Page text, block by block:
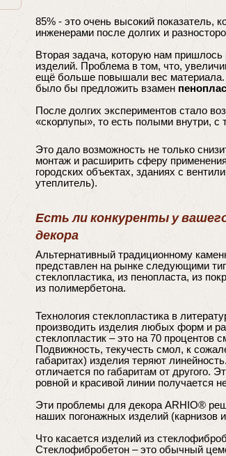
85% - это очень высокий показатель,
инженерами после долгих и
Вторая задача, которую нам
изделий. Проблема в том, что,
ещё больше повышали вес материала.
было бы предложить взамен
После долгих экспериментов стало
«скорлупы», то есть полыми внутри, с
Это дало возможность не только
монтаж и расширить сферу
городских объектах, зданиях с
утеплитель).
Есть ли конкуренты у
декора
Альтернативный традиционному
представлен на рынке следующими
стеклопластика, из пенопласта, из
из полимербетона.
Технология стеклопластика в
производить изделия любых форм и
стеклопластик – это на 70
Подвижность, текучесть смол, к
габаритах) изделия теряют
отличается по габаритам от другого.
ровной и красивой линии получается
Эти проблемы для декора ARHIO®
наших погонажных изделий (карнизов и
Что касается изделий из
Стеклофибробетон – это обычный